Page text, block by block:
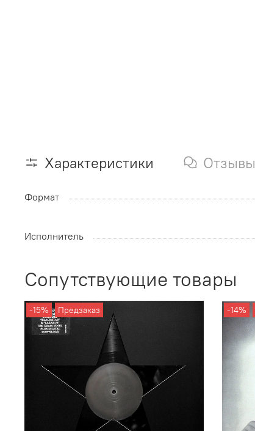
Характеристики Отзывы
Формат
Исполнитель
Сопутствующие товары
-15% Предзаказ -14%